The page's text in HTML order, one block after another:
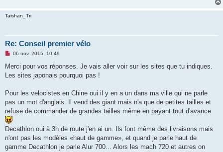
n
o
u
Taishan_Tri
Re: Conseil premier vélo
M
s
a
n
o
l
u
06 nov. 2015, 10:49
Merci pour vos réponses. Je vais aller voir sur les sites que tu indiques.
Les sites japonais pourquoi pas !
Pour les velocistes en Chine oui il y en a un dans ma ville qui ne parle
pas un mot d'anglais. Il vend des giant mais n'a que de petites tailles et
refuse de commander de grandes tailles même en payant tout d'avance
Decathlon oui à 3h de route j'en ai un. Ils font même des livraisons mais
n'ont pas les modèles «haut de gamme», et quand je parle haut de
gamme Decathlon je parle Alur 700... Alors les mach 720 et autres on